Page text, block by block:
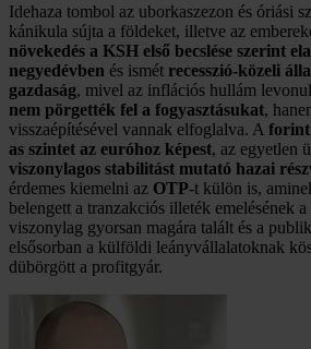
Idehaza tombol az uborkaszezon és óriási
kánikula sújta a földeket, illetve az
növekedés a KSH első becslése szerint
negyedévben és ismét recesszió-közeli
gazdaság, mivel az inflációs hullám
nem pörgették fel a fogyasztásukat,
visszaépítésével vannak elfoglalva. A forint
as szintet az euróhoz képest, az egyetlen
viszonylagos stabilitást mutató hazai
érdemes kiemelni az OTP-t külön is,
belengett a tranzakciós illeték emelésének
viszonylag gyorsan magára talált és a
elsősorban a külföldi leányvállalatoknak
dübörgött a profitgyár.